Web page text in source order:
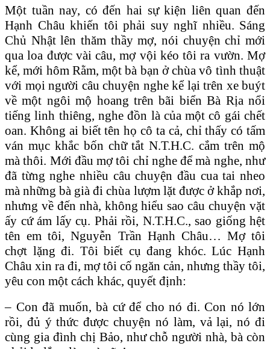
Một tuần nay, có đến hai sự kiện liên quan đến
Hạnh Châu khiến tôi phải suy nghĩ nhiều. Sáng
Chủ Nhật lên thăm thầy mợ, nói chuyện chỉ mới
qua loa được vài câu, mợ vội kéo tôi ra vườn. Mợ
kể, mới hôm Rằm, một bà bạn ở chùa vô tình thuật
với mọi người câu chuyện nghe kể lại trên xe buýt
về một ngôi mộ hoang trên bãi biển Bà Rịa nổi
tiếng linh thiêng, nghe đồn là của một cô gái chết
oan. Không ai biết tên họ cô ta cả, chỉ thấy có tấm
ván mục khắc bốn chữ tắt N.T.H.C. cắm trên mộ
mà thôi. Mới đầu mợ tôi chỉ nghe để mà nghe, như
đã từng nghe nhiều câu chuyện đầu cua tai nheo
mà những bà già đi chùa lượm lặt được ở khắp nơi,
nhưng về đến nhà, không hiểu sao câu chuyện vặt
ấy cứ ám lấy cụ. Phải rồi, N.T.H.C., sao giống hệt
tên em tôi, Nguyễn Trần Hạnh Châu… Mợ tôi
chợt lặng đi. Tôi biết cụ đang khóc. Lúc Hạnh
Châu xin ra đi, mợ tôi cố ngăn cản, nhưng thầy tôi,
yêu con một cách khác, quyết định:
– Con đã muốn, bà cứ để cho nó đi. Con nó lớn
rồi, đủ ý thức được chuyện nó làm, vả lại, nó đi
cùng gia đình chị Bảo, như chỗ người nhà, bà còn